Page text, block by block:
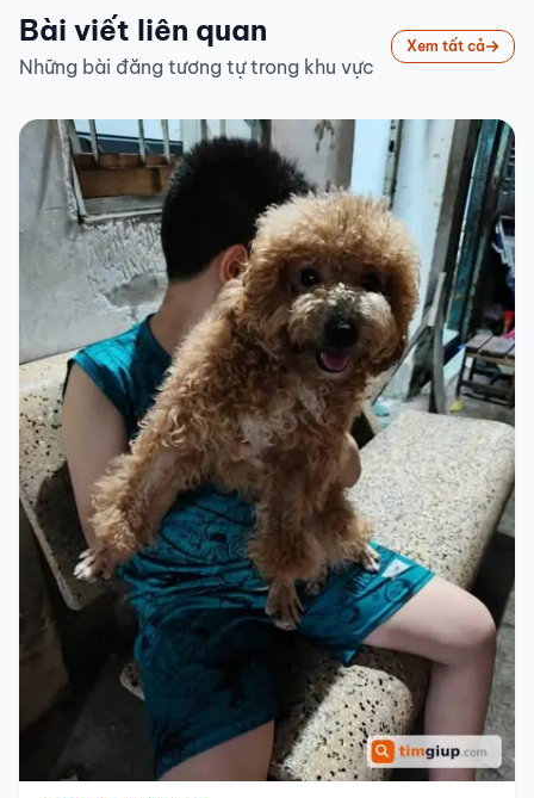
Bài viết liên quan
Những bài đăng tương tự trong khu vực
Xem tất cả